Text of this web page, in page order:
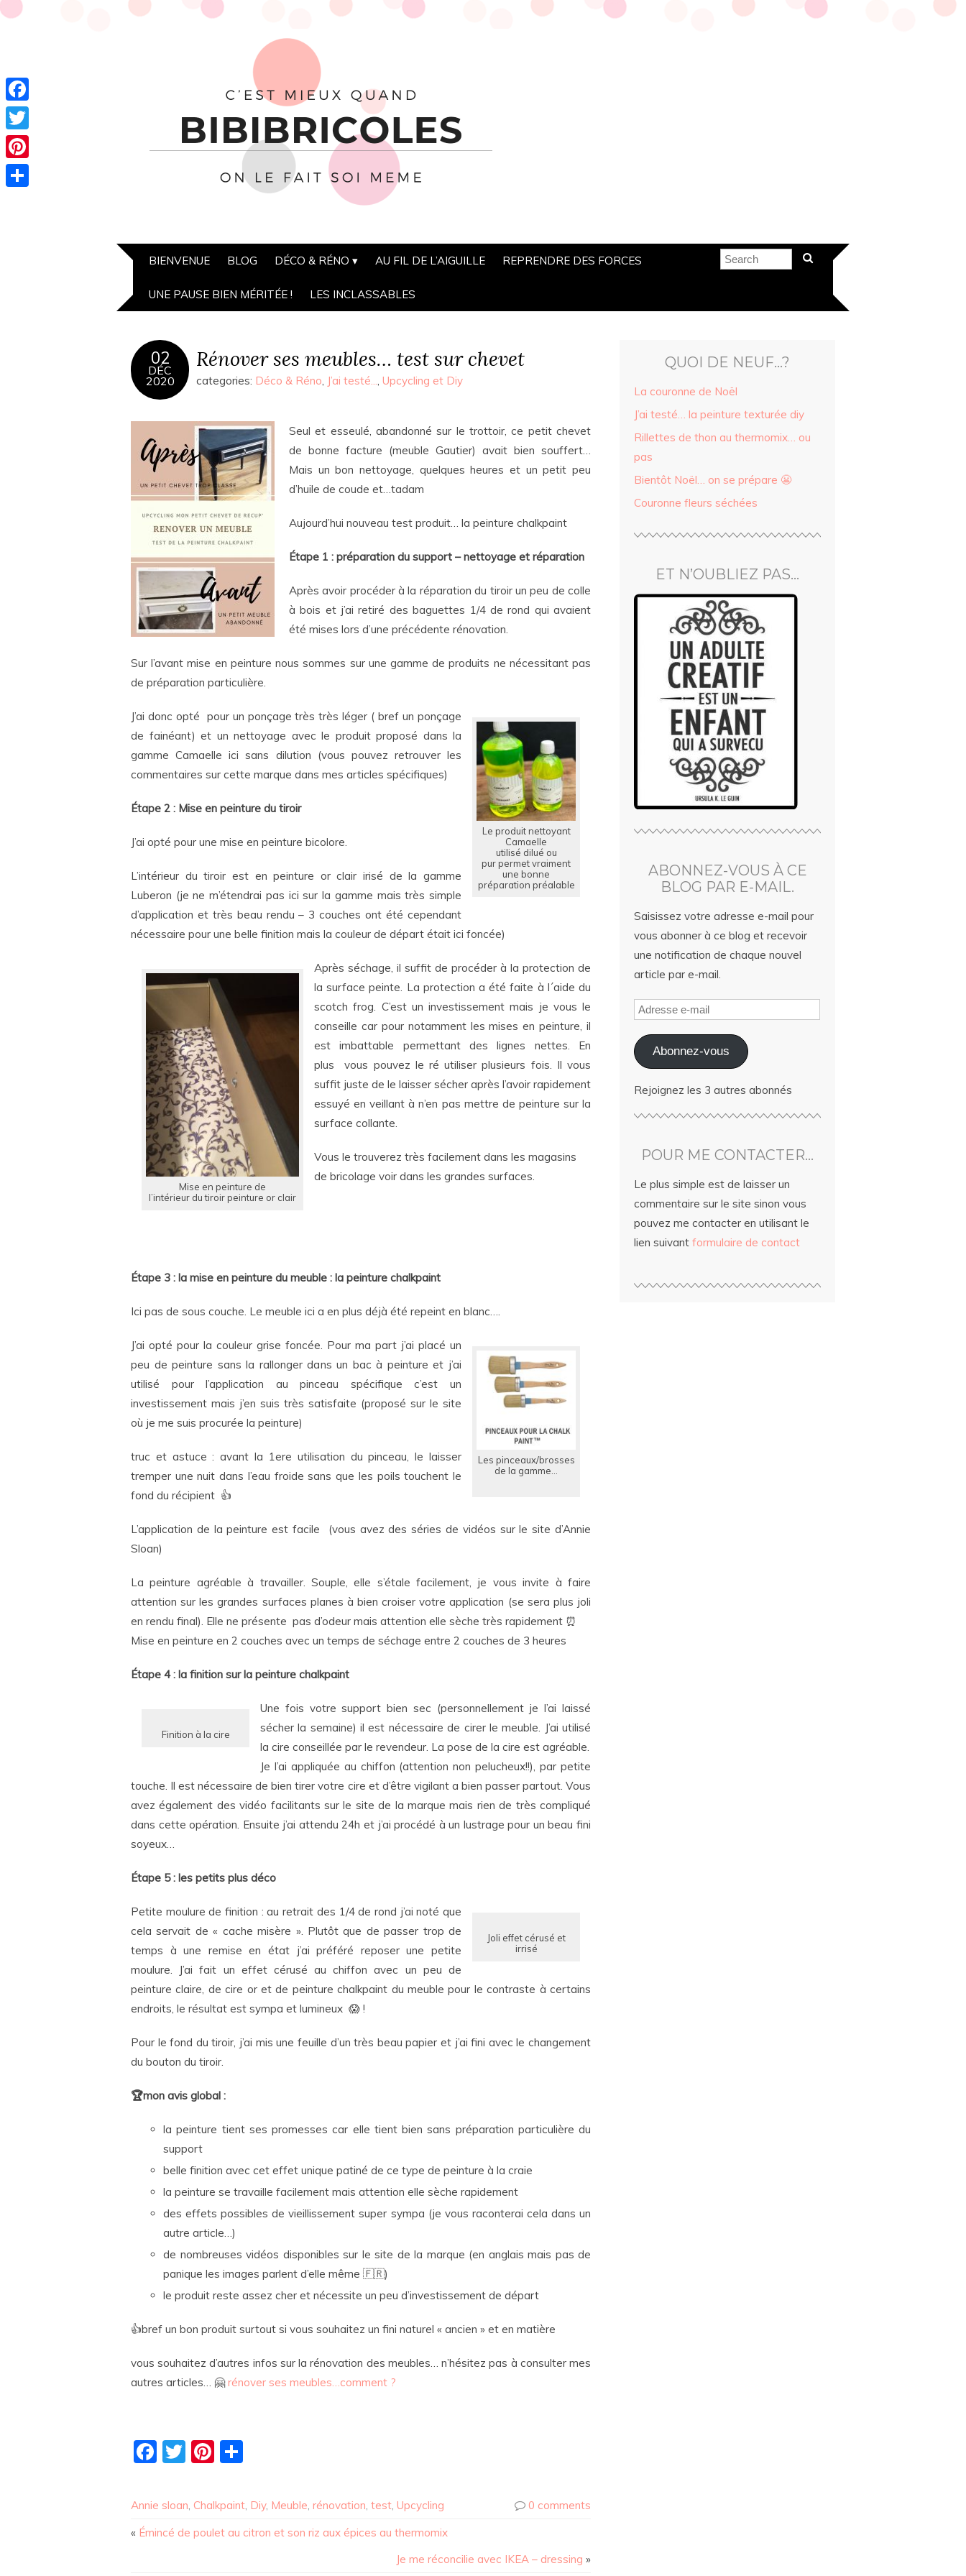
BIENVENUE BLOG DÉCO & RÉNO AU FIL DE L’AIGUILLE REPRENDRE DES FORCES
UNE PAUSE BIEN MÉRITÉE ! LES INCLASSABLES
02
DÉC
2020
Rénover ses meubles… test sur chevet
categories: Déco & Réno, J’ai testé..., Upcycling et Diy
Seul et esseulé, abandonné sur le trottoir, ce petit chevet
de bonne facture (meuble Gautier) avait bien souffert…
Mais un bon nettoyage, quelques heures et un petit peu
d’huile de coude et…tadam
Aujourd’hui nouveau test produit… la peinture chalkpaint
Étape 1 : préparation du support – nettoyage et réparation
Après avoir procéder à la réparation du tiroir un peu de colle
à bois et j’ai retiré des baguettes 1/4 de rond qui avaient
été mises lors d’une précédente rénovation.
Sur l’avant mise en peinture nous sommes sur une gamme de produits ne nécessitant pas
de préparation particulière.
Le produit nettoyant
Camaelle
utilisé dilué ou
pur permet vraiment
une bonne
préparation préalable
J’ai donc opté pour un ponçage très très léger ( bref un ponçage
de fainéant) et un nettoyage avec le produit proposé dans la
gamme Camaelle ici sans dilution (vous pouvez retrouver les
commentaires sur cette marque dans mes articles spécifiques)
Étape 2 : Mise en peinture du tiroir
J’ai opté pour une mise en peinture bicolore.
L’intérieur du tiroir est en peinture or clair irisé de la gamme
Luberon (je ne m’étendrai pas ici sur la gamme mais très simple
d’application et très beau rendu – 3 couches ont été cependant
nécessaire pour une belle finition mais la couleur de départ était ici foncée)
Mise en peinture de
l’intérieur du tiroir peinture or clair
Après séchage, il suffit de procéder à la protection de
la surface peinte. La protection a été faite à l´aide du
scotch frog. C’est un investissement mais je vous le
conseille car pour notamment les mises en peinture, il
est imbattable permettant des lignes nettes. En
plus vous pouvez le ré utiliser plusieurs fois. Il vous
suffit juste de le laisser sécher après l’avoir rapidement
essuyé en veillant à n’en pas mettre de peinture sur la
surface collante.
Vous le trouverez très facilement dans les magasins
de bricolage voir dans les grandes surfaces.
Étape 3 : la mise en peinture du meuble : la peinture chalkpaint
Ici pas de sous couche. Le meuble ici a en plus déjà été repeint en blanc….
Les pinceaux/brosses
de la gamme…
J’ai opté pour la couleur grise foncée. Pour ma part j’ai placé un
peu de peinture sans la rallonger dans un bac à peinture et j’ai
utilisé pour l’application au pinceau spécifique c’est un
investissement mais j’en suis très satisfaite (proposé sur le site
où je me suis procurée la peinture)
truc et astuce : avant la 1ere utilisation du pinceau, le laisser
tremper une nuit dans l’eau froide sans que les poils touchent le
fond du récipient 👍
L’application de la peinture est facile (vous avez des séries de vidéos sur le site d’Annie
Sloan)
La peinture agréable à travailler. Souple, elle s’étale facilement, je vous invite à faire
attention sur les grandes surfaces planes à bien croiser votre application (se sera plus joli
en rendu final). Elle ne présente pas d’odeur mais attention elle sèche très rapidement ⏰
Mise en peinture en 2 couches avec un temps de séchage entre 2 couches de 3 heures
Étape 4 : la finition sur la peinture chalkpaint
Finition à la cire
Une fois votre support bien sec (personnellement je l’ai laissé
sécher la semaine) il est nécessaire de cirer le meuble. J’ai utilisé
la cire conseillée par le revendeur. La pose de la cire est agréable.
Je l’ai appliquée au chiffon (attention non pelucheux!!), par petite
touche. Il est nécessaire de bien tirer votre cire et d’être vigilant a bien passer partout. Vous
avez également des vidéo facilitants sur le site de la marque mais rien de très compliqué
dans cette opération. Ensuite j’ai attendu 24h et j’ai procédé à un lustrage pour un beau fini
soyeux…
Étape 5 : les petits plus déco
Joli effet cérusé et
irrisé
Petite moulure de finition : au retrait des 1/4 de rond j’ai noté que
cela servait de « cache misère ». Plutôt que de passer trop de
temps à une remise en état j’ai préféré reposer une petite
moulure. J’ai fait un effet cérusé au chiffon avec un peu de
peinture claire, de cire or et de peinture chalkpaint du meuble pour le contraste à certains
endroits, le résultat est sympa et lumineux 😱 !
Pour le fond du tiroir, j’ai mis une feuille d’un très beau papier et j’ai fini avec le changement
du bouton du tiroir.
🏆mon avis global :
la peinture tient ses promesses car elle tient bien sans préparation particulière du
support
belle finition avec cet effet unique patiné de ce type de peinture à la craie
la peinture se travaille facilement mais attention elle sèche rapidement
des effets possibles de vieillissement super sympa (je vous raconterai cela dans un
autre article…)
de nombreuses vidéos disponibles sur le site de la marque (en anglais mais pas de
panique les images parlent d’elle même 🇫🇷)
le produit reste assez cher et nécessite un peu d’investissement de départ
👍bref un bon produit surtout si vous souhaitez un fini naturel « ancien » et en matière
vous souhaitez d’autres infos sur la rénovation des meubles… n’hésitez pas à consulter mes
autres articles… 🤗rénover ses meubles…comment ?
Facebook
TwitterPinterest
Annie sloan, Chalkpaint, Diy, Meuble, rénovation, test, Upcycling
0 comments
« Émincé de poulet au citron et son riz aux épices au thermomix
Je me réconcilie avec IKEA – dressing »
QUOI DE NEUF…?
La couronne de Noël
J’ai testé… la peinture texturée diy
Rillettes de thon au thermomix… ou
pas
Bientôt Noël… on se prépare 😬
Couronne fleurs séchées
ET N’OUBLIEZ PAS…
ABONNEZ-VOUS À CE
BLOG PAR E-MAIL.
Saisissez votre adresse e-mail pour
vous abonner à ce blog et recevoir
une notification de chaque nouvel
article par e-mail.
Abonnez-vous
Rejoignez les 3 autres abonnés
POUR ME CONTACTER…
Le plus simple est de laisser un
commentaire sur le site sinon vous
pouvez me contacter en utilisant le
lien suivant formulaire de contact
Facebook
Twitter
Pinterest